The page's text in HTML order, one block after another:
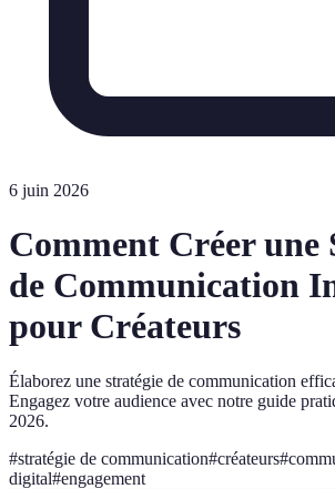
6 juin 2026
Comment Créer une
de Communication
pour Créateurs
Élaborez une stratégie de communication
Engagez votre audience avec notre guide
2026.
#stratégie de communication#créateurs#
digital#engagement